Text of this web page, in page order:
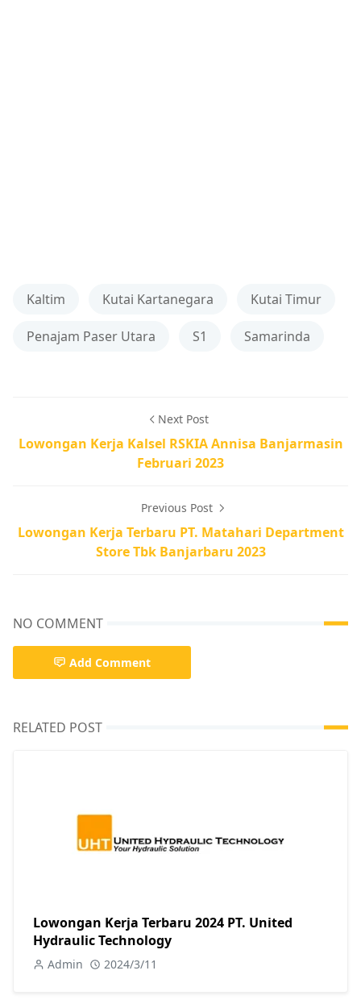
Kaltim Kutai Kartanegara Kutai Timur
Penajam Paser Utara S1 Samarinda
Next Post
Lowongan Kerja Kalsel RSKIA Annisa Banjarmasin
Februari 2023
Previous Post
Lowongan Kerja Terbaru PT. Matahari Department
Store Tbk Banjarbaru 2023
NO COMMENT
Add Comment
RELATED POST
Lowongan Kerja Terbaru 2024 PT. United
Hydraulic Technology
Admin 2024/3/11